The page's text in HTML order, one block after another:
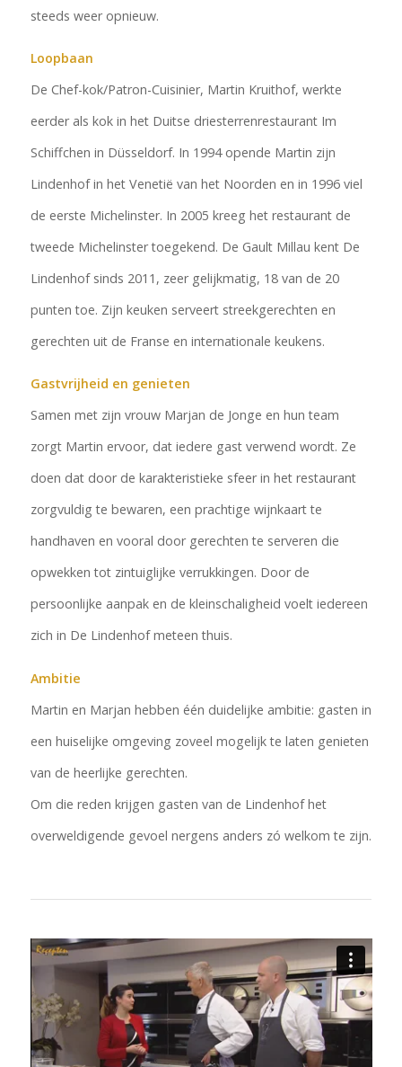
steeds weer opnieuw.
Loopbaan
De Chef-kok/Patron-Cuisinier, Martin Kruithof, werkte
eerder als kok in het Duitse driesterrenrestaurant Im
Schiffchen in Düsseldorf. In 1994 opende Martin zijn
Lindenhof in het Venetië van het Noorden en in 1996 viel
de eerste Michelinster. In 2005 kreeg het restaurant de
tweede Michelinster toegekend. De Gault Millau kent De
Lindenhof sinds 2011, zeer gelijkmatig, 18 van de 20
punten toe. Zijn keuken serveert streekgerechten en
gerechten uit de Franse en internationale keukens.
Gastvrijheid en genieten
Samen met zijn vrouw Marjan de Jonge en hun team
zorgt Martin ervoor, dat iedere gast verwend wordt. Ze
doen dat door de karakteristieke sfeer in het restaurant
zorgvuldig te bewaren, een prachtige wijnkaart te
handhaven en vooral door gerechten te serveren die
opwekken tot zintuiglijke verrukkingen. Door de
persoonlijke aanpak en de kleinschaligheid voelt iedereen
zich in De Lindenhof meteen thuis.
Ambitie
Martin en Marjan hebben één duidelijke ambitie: gasten in
een huiselijke omgeving zoveel mogelijk te laten genieten
van de heerlijke gerechten.
Om die reden krijgen gasten van de Lindenhof het
overweldigende gevoel nergens anders zó welkom te zijn.